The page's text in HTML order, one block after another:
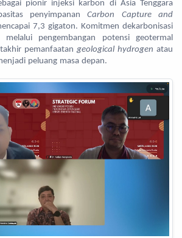
pionir injeksi karbon di Asia Tenggara
penyimpananCarbon Capture and
7,3 gigaton. Komitmen dekarbonisasi
pengembangan potensi geotermal
pemanfaatan geological hydrogen atau
peluang masa depan.